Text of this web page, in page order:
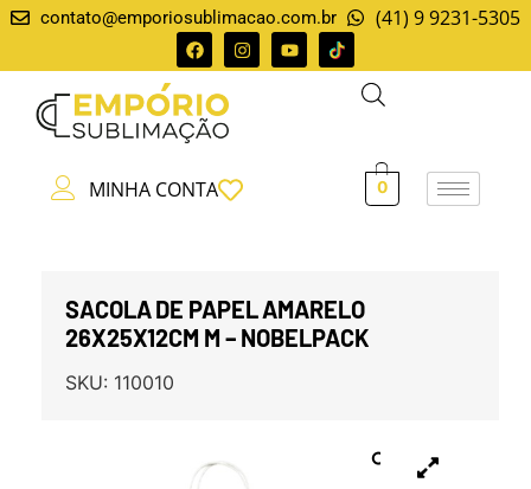
contato@emporiosublimacao.com.br (41) 9 9231-5305
MINHA CONTA 0
SACOLA DE PAPEL AMARELO
26X25X12CM M – NOBELPACK
SKU: 110010